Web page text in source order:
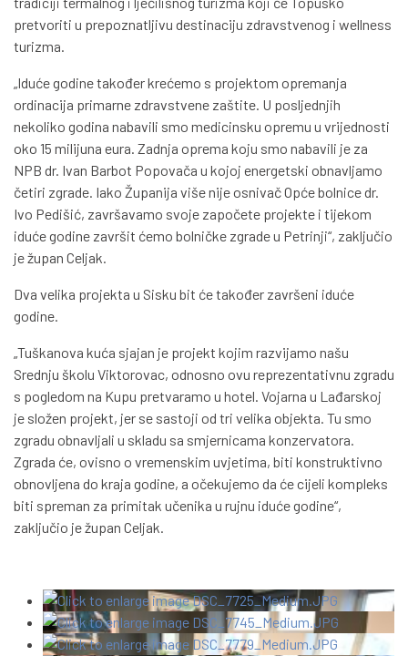
pretvoriti u prepoznatljivu destinaciju zdravstvenog i wellness
turizma.
„Iduće godine također krećemo s projektom opremanja
ordinacija primarne zdravstvene zaštite. U posljednjih
nekoliko godina nabavili smo medicinsku opremu u vrijednosti
oko 15 milijuna eura. Zadnja oprema koju smo nabavili je za
NPB dr. Ivan Barbot Popovača u kojoj energetski obnavljamo
četiri zgrade. Iako Županija više nije osnivač Opće bolnice dr.
Ivo Pedišić, završavamo svoje započete projekte i tijekom
iduće godine završit ćemo bolničke zgrade u Petrinji“, zaključio
je župan Celjak.
Dva velika projekta u Sisku bit će također završeni iduće
godine.
„Tuškanova kuća sjajan je projekt kojim razvijamo našu
Srednju školu Viktorovac, odnosno ovu reprezentativnu zgradu
s pogledom na Kupu pretvaramo u hotel. Vojarna u Lađarskoj
je složen projekt, jer se sastoji od tri velika objekta. Tu smo
zgradu obnavljali u skladu sa smjernicama konzervatora.
Zgrada će, ovisno o vremenskim uvjetima, biti konstruktivno
obnovljena do kraja godine, a očekujemo da će cijeli kompleks
biti spreman za primitak učenika u rujnu iduće godine“,
zaključio je župan Celjak.